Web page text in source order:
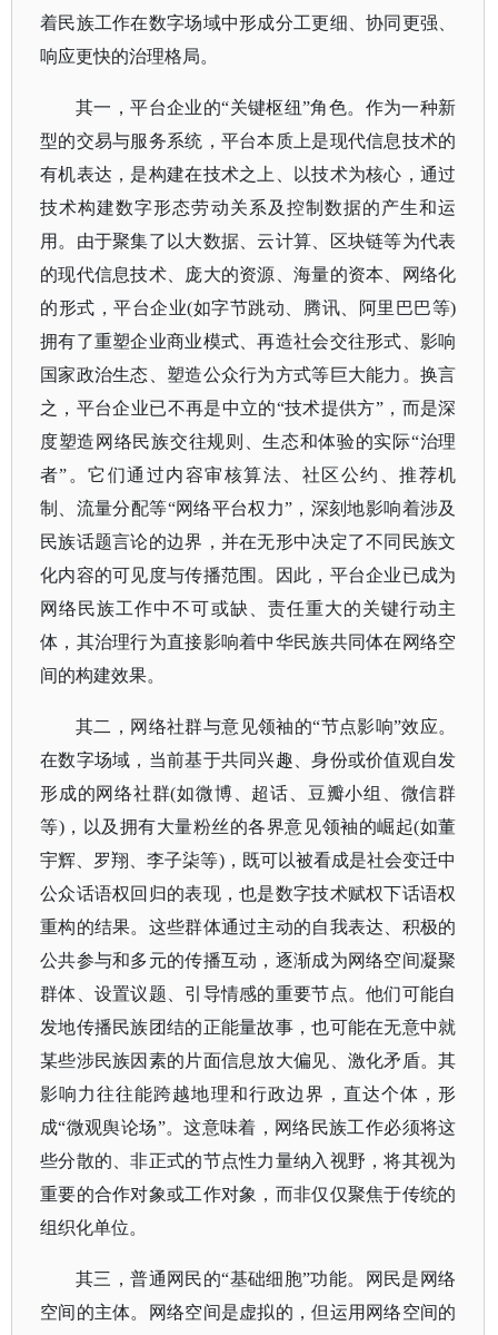
着民族工作在数字场域中形成分工更细、协同更强、
响应更快的治理格局。
其一，平台企业的“关键枢纽”角色。作为一种新
型的交易与服务系统，平台本质上是现代信息技术的
有机表达，是构建在技术之上、以技术为核心，通过
技术构建数字形态劳动关系及控制数据的产生和运
用。由于聚集了以大数据、云计算、区块链等为代表
的现代信息技术、庞大的资源、海量的资本、网络化
的形式，平台企业(如字节跳动、腾讯、阿里巴巴等)
拥有了重塑企业商业模式、再造社会交往形式、影响
国家政治生态、塑造公众行为方式等巨大能力。换言
之，平台企业已不再是中立的“技术提供方”，而是深
度塑造网络民族交往规则、生态和体验的实际“治理
者”。它们通过内容审核算法、社区公约、推荐机
制、流量分配等“网络平台权力”，深刻地影响着涉及
民族话题言论的边界，并在无形中决定了不同民族文
化内容的可见度与传播范围。因此，平台企业已成为
网络民族工作中不可或缺、责任重大的关键行动主
体，其治理行为直接影响着中华民族共同体在网络空
间的构建效果。
其二，网络社群与意见领袖的“节点影响”效应。
在数字场域，当前基于共同兴趣、身份或价值观自发
形成的网络社群(如微博、超话、豆瓣小组、微信群
等)，以及拥有大量粉丝的各界意见领袖的崛起(如董
宇辉、罗翔、李子柒等)，既可以被看成是社会变迁中
公众话语权回归的表现，也是数字技术赋权下话语权
重构的结果。这些群体通过主动的自我表达、积极的
公共参与和多元的传播互动，逐渐成为网络空间凝聚
群体、设置议题、引导情感的重要节点。他们可能自
发地传播民族团结的正能量故事，也可能在无意中就
某些涉民族因素的片面信息放大偏见、激化矛盾。其
影响力往往能跨越地理和行政边界，直达个体，形
成“微观舆论场”。这意味着，网络民族工作必须将这
些分散的、非正式的节点性力量纳入视野，将其视为
重要的合作对象或工作对象，而非仅仅聚焦于传统的
组织化单位。
其三，普通网民的“基础细胞”功能。网民是网络
空间的主体。网络空间是虚拟的，但运用网络空间的